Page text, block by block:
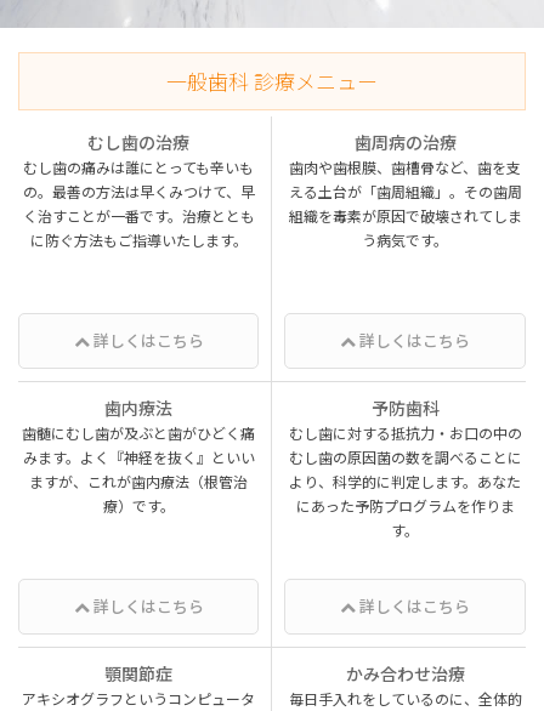
一般歯科 診療メニュー
むし歯の治療
むし歯の痛みは誰にとっても辛いも
の。最善の方法は早くみつけて、早
く治すことが一番です。治療ととも
に防ぐ方法もご指導いたします。
詳しくはこちら
歯周病の治療
歯肉や歯根膜、歯槽骨など、歯を支
える土台が「歯周組織」。その歯周
組織を毒素が原因で破壊されてしま
う病気です。
詳しくはこちら
歯内療法
歯髄にむし歯が及ぶと歯がひどく痛
みます。よく『神経を抜く』といい
ますが、これが歯内療法（根管治
療）です。
詳しくはこちら
予防歯科
むし歯に対する抵抗力・お口の中の
むし歯の原因菌の数を調べることに
より、科学的に判定します。あなた
にあった予防プログラムを作りま
す。
詳しくはこちら
顎関節症
アキシオグラフというコンピュータ
かみ合わせ治療
毎日手入れをしているのに、全体的